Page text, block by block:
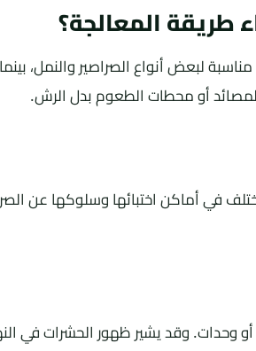
طريقة المعالجة؟
لبعض أنواع الصراصير والنمل،
أو محطات الطعوم بدل الرش.
في أماكن اختبائها وسلوكها عن
وقد يشير ظهور الحشرات في